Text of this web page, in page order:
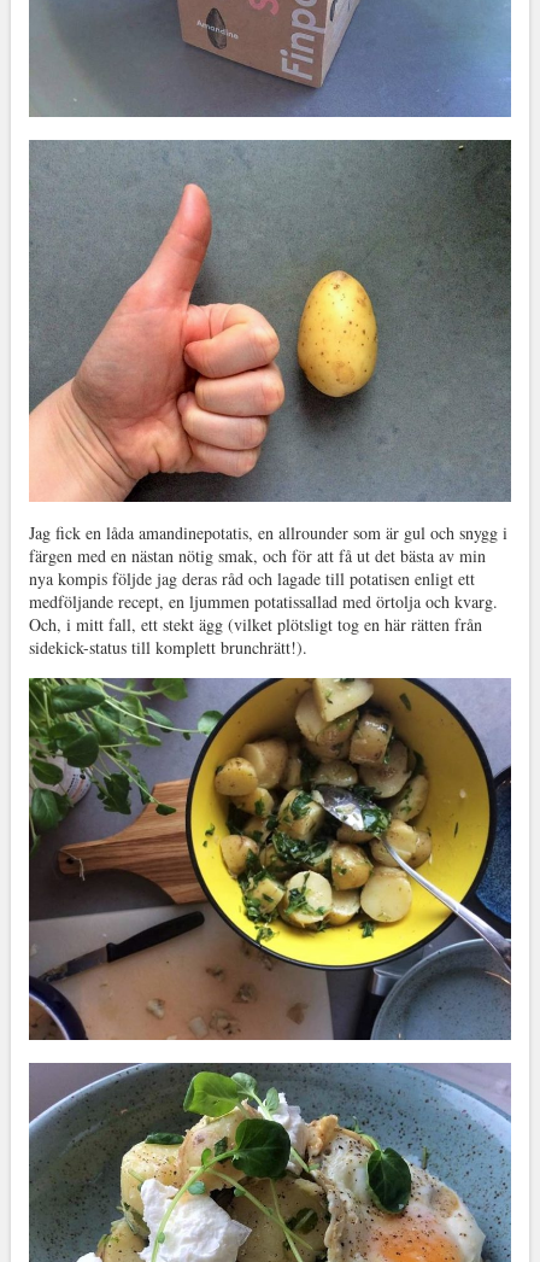
Jag fick en låda amandinepotatis, en allrounder som är gul och snygg i
färgen med en nästan nötig smak, och för att få ut det bästa av min
nya kompis följde jag deras råd och lagade till potatisen enligt ett
medföljande recept, en ljummen potatissallad med örtolja och kvarg.
Och, i mitt fall, ett stekt ägg (vilket plötsligt tog en här rätten från
sidekick-status till komplett brunchrätt!).